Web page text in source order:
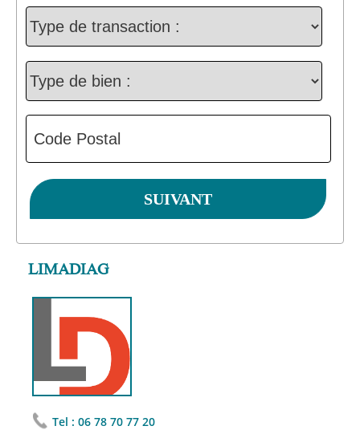
LIMADIAG
Tel : 06 78 70 77 20